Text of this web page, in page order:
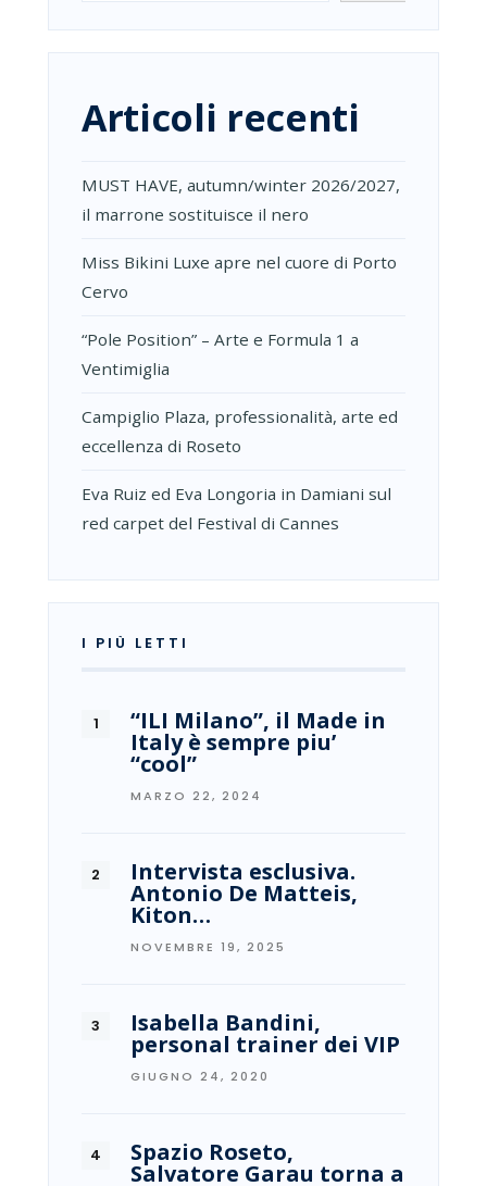
Articoli recenti
MUST HAVE, autumn/winter 2026/2027,
il marrone sostituisce il nero
Miss Bikini Luxe apre nel cuore di Porto
Cervo
“Pole Position” – Arte e Formula 1 a
Ventimiglia
Campiglio Plaza, professionalità, arte ed
eccellenza di Roseto
Eva Ruiz ed Eva Longoria in Damiani sul
red carpet del Festival di Cannes
I PIÙ LETTI
“ILI Milano”, il Made in
Italy è sempre piu’
“cool”
MARZO 22, 2024
Intervista esclusiva.
Antonio De Matteis,
Kiton…
NOVEMBRE 19, 2025
Isabella Bandini,
personal trainer dei VIP
GIUGNO 24, 2020
Spazio Roseto,
Salvatore Garau torna a